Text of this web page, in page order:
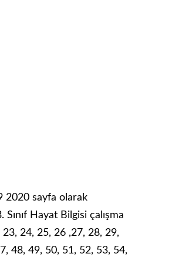
2020 sayfa olarak
Hayat Bilgisi çalışma
24, 25, 26 ,27, 28, 29,
48, 49, 50, 51, 52, 53, 54,